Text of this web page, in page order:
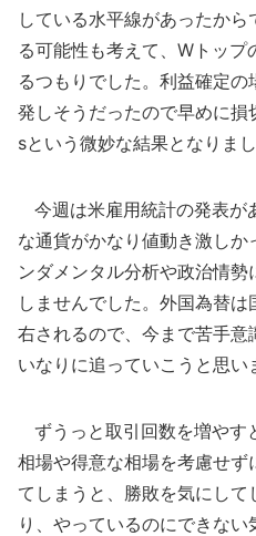
している水平線があったか
る可能性も考えて、Wトッ
るつもりでした。利益確定
発しそうだったので早めに
sという微妙な結果となりまし
今週は米雇用統計の発表が
な通貨がかなり値動き激し
ンダメンタル分析や政治情
しませんでした。外国為替
右されるので、今まで苦手
いなりに追っていこうと思い
ずうっと取引回数を増やす
相場や得意な相場を考慮せ
てしまうと、勝敗を気にし
り、やっているのにできな